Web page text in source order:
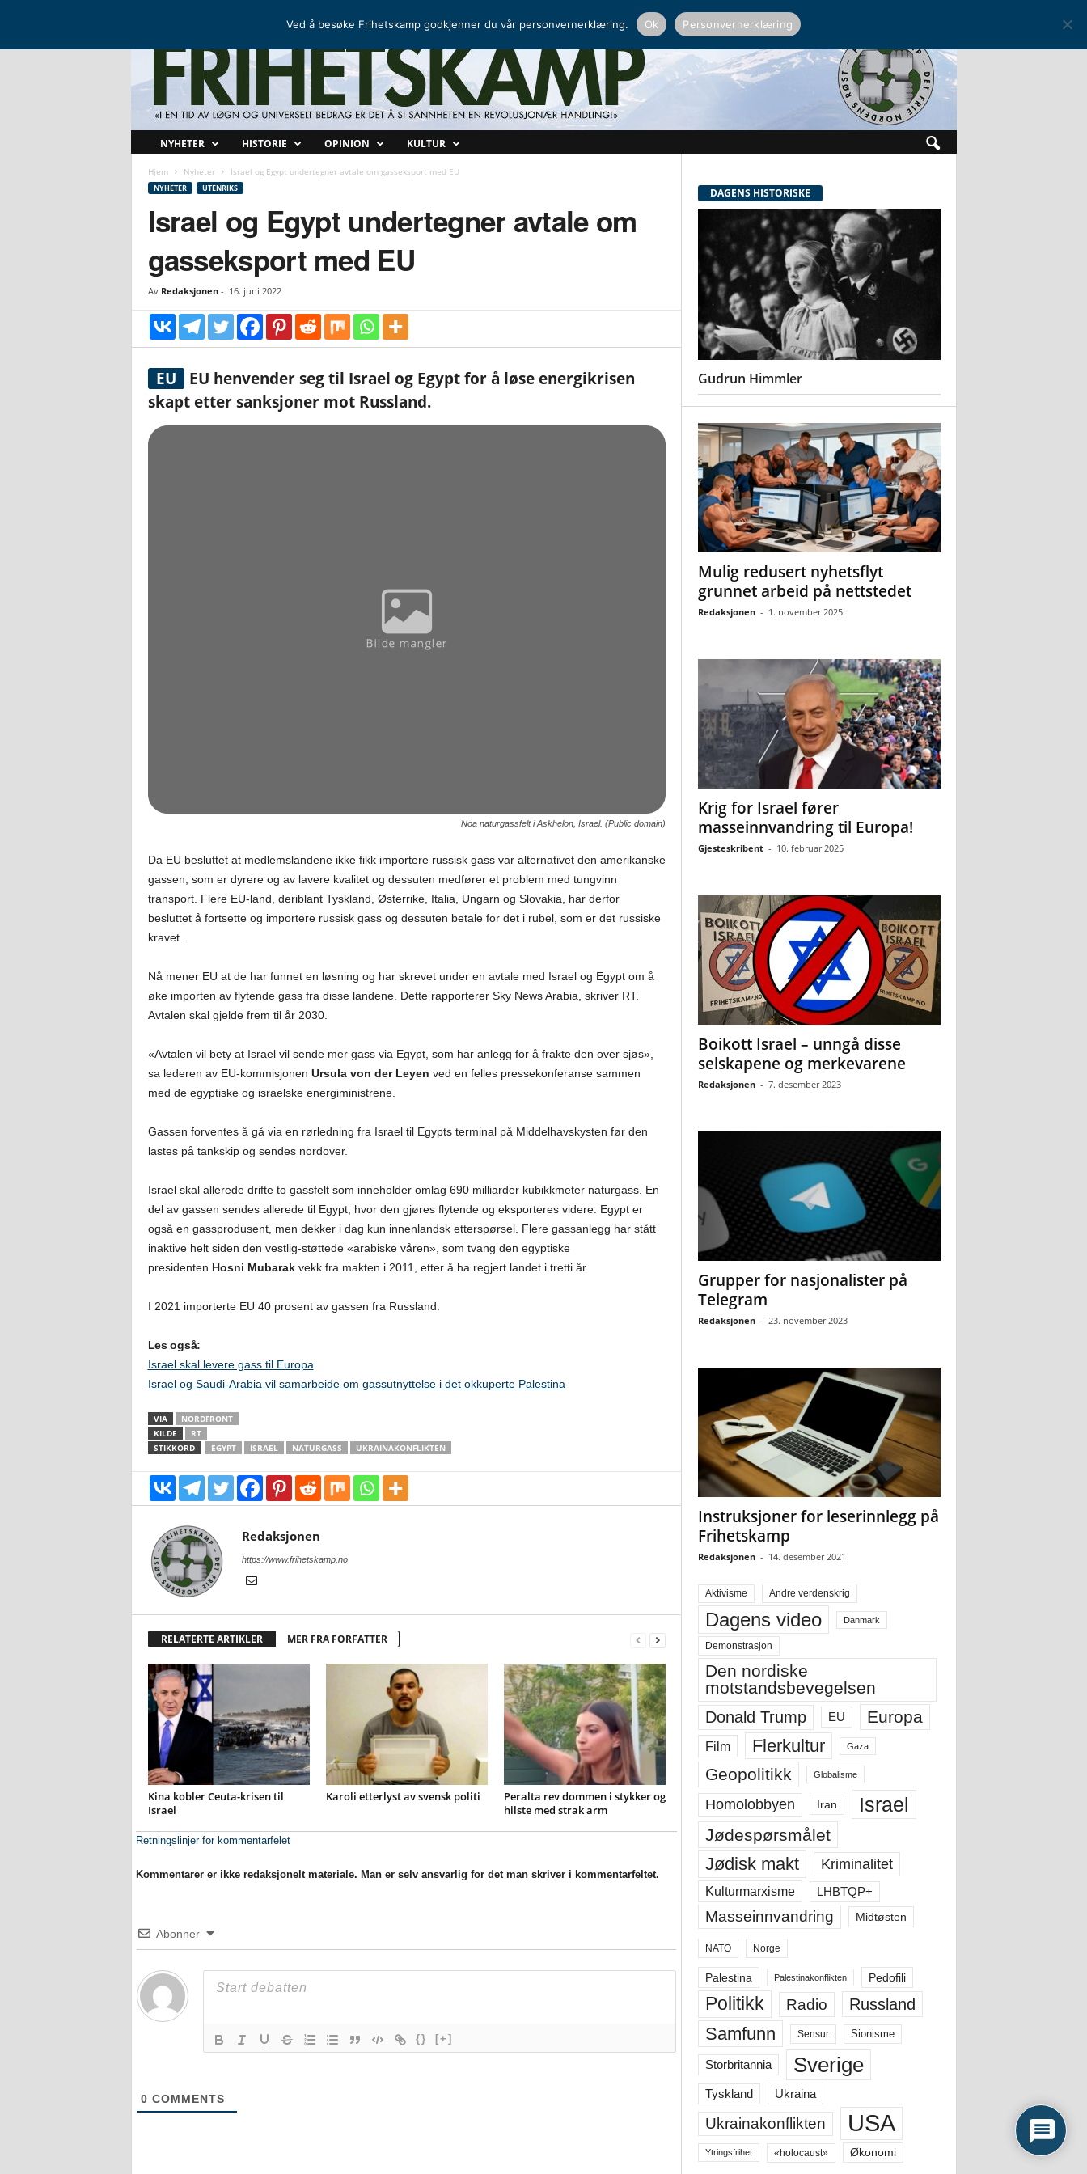
r
p
NYHETER HISTORIE OPINION KULTUR
Hjem Nyheter Israel og Egypt undertegner avtale om gasseksport med EU
NYHETER UTENRIKS
Israel og Egypt undertegner avtale om
gasseksport med EU
Av Redaksjonen- 16. juni 2022
EU
EU henvender seg til Israel og Egypt for å løse energikrisen
skapt etter sanksjoner mot Russland.
Noa naturgassfelt i Askhelon, Israel. (Public domain)
Da EU besluttet at medlemslandene ikke fikk importere russisk gass var alternativet den amerikanske
gassen, som er dyrere og av lavere kvalitet og dessuten medfører et problem med tungvinn
transport. Flere EU-land, deriblant Tyskland, Østerrike, Italia, Ungarn og Slovakia, har derfor
besluttet å fortsette og importere russisk gass og dessuten betale for det i rubel, som er det russiske
kravet.
Nå mener EU at de har funnet en løsning og har skrevet under en avtale med Israel og Egypt om å
øke importen av flytende gass fra disse landene. Dette rapporterer Sky News Arabia, skriver RT.
Avtalen skal gjelde frem til år 2030.
«Avtalen vil bety at Israel vil sende mer gass via Egypt, som har anlegg for å frakte den over sjøs»,
sa lederen av EU-kommisjonen Ursula von der Leyen ved en felles pressekonferanse sammen
med de egyptiske og israelske energiministrene.
Gassen forventes å gå via en rørledning fra Israel til Egypts terminal på Middelhavskysten før den
lastes på tankskip og sendes nordover.
Israel skal allerede drifte to gassfelt som inneholder omlag 690 milliarder kubikkmeter naturgass. En
del av gassen sendes allerede til Egypt, hvor den gjøres flytende og eksporteres videre. Egypt er
også en gassprodusent, men dekker i dag kun innenlandsk etterspørsel. Flere gassanlegg har stått
inaktive helt siden den vestlig-støttede «arabiske våren», som tvang den egyptiske
presidenten Hosni Mubarakvekk fra makten i 2011, etter å ha regjert landet i tretti år.
I 2021 importerte EU 40 prosent av gassen fra Russland.
Les også:
Israel skal levere gass til Europa
Israel og Saudi-Arabia vil samarbeide om gassutnyttelse i det okkuperte Palestina
VIA
NORDFRONT
KILDE
RT
STIKKORD
EGYPT ISRAEL NATURGASS UKRAINAKONFLIKTEN
Redaksjonen
https://www.frihetskamp.no
RELATERTE ARTIKLER MER FRA FORFATTER
Kina kobler Ceuta-krisen til
Israel
Karoli etterlyst av svensk politi
Peralta rev dommen i stykker og
hilste med strak arm
Retningslinjer for kommentarfelet
Kommentarer er ikke redaksjonelt materiale. Man er selv ansvarlig for det man skriver i kommentarfeltet.
Abonner
{} [+]
0 COMMENTS
DAGENS HISTORISKE
Gudrun Himmler
Mulig redusert nyhetsflyt
grunnet arbeid på nettstedet
Redaksjonen - 1. november 2025
Krig for Israel fører
masseinnvandring til Europa!
Gjesteskribent - 10. februar 2025
Boikott Israel – unngå disse
selskapene og merkevarene
Redaksjonen - 7. desember 2023
Grupper for nasjonalister på
Telegram
Redaksjonen - 23. november 2023
Instruksjoner for leserinnlegg på
Frihetskamp
Redaksjonen - 14. desember 2021
Aktivisme Andre verdenskrig
Dagens video Danmark
Demonstrasjon
Den nordiske
motstandsbevegelsen
Donald Trump EU Europa
Film Flerkultur Gaza
Geopolitikk Globalisme
Homolobbyen Iran Israel
Jødespørsmålet
Jødisk makt Kriminalitet
Kulturmarxisme LHBTQP+
Masseinnvandring Midtøsten
NATO Norge
Palestina Palestinakonflikten Pedofili
Politikk Radio Russland
Samfunn Sensur Sionisme
Storbritannia Sverige
Tyskland Ukraina
Ukrainakonflikten USA
Ytringsfrihet «holocaust» Økonomi
Ved å besøke Frihetskamp godkjenner du vår personvernerklæring. Ok Personvernerklæring